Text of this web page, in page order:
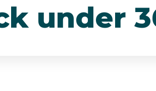
under